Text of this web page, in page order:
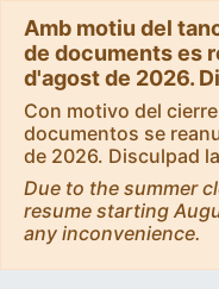
Amb motiu del
de documents es
d'agost de 2026.
Con motivo del
documentos se
de 2026. Disculpad
Due to the summer
resume starting
any inconvenience.